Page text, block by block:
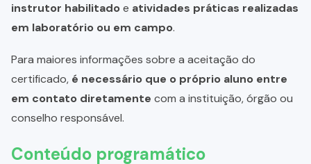
instrutor habilitadoe atividades práticas realizadas
em laboratório ou em campo.
Para maiores informações sobre a aceitação do
certificado, é necessário que o próprio aluno entre
em contato diretamente com a instituição, órgão ou
conselho responsável.
Conteúdo programático